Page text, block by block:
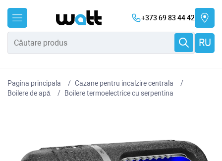
+373 69 83 44 42
RU
Pagina principala
Cazane pentru incalzire centrala
Boilere de apă
Boilere termoelectrice cu serpentina